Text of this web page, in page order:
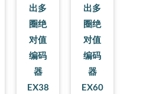
出多
圈绝
对值
编码
器
EX38
出多
圈绝
对值
编码
器
EX60